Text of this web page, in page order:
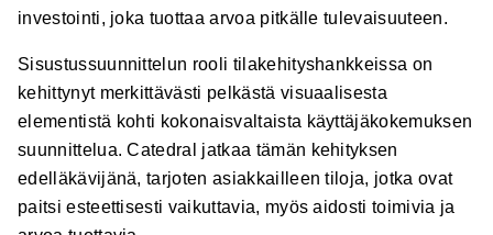
investointi, joka tuottaa arvoa pitkälle tulevaisuuteen.
Sisustussuunnittelun rooli tilakehityshankkeissa on
kehittynyt merkittävästi pelkästä visuaalisesta
elementistä kohti kokonaisvaltaista käyttäjäkokemuksen
suunnittelua. Catedral jatkaa tämän kehityksen
edelläkävijänä, tarjoten asiakkailleen tiloja, jotka ovat
paitsi esteettisesti vaikuttavia, myös aidosti toimivia ja